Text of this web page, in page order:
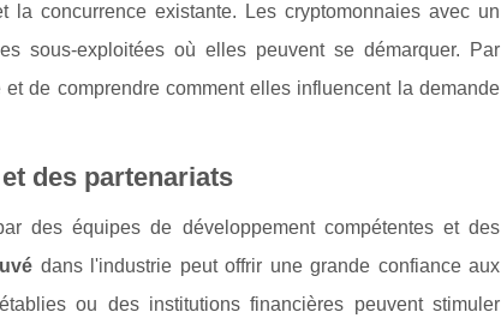
la concurrence existante. Les cryptomonnaies avec un
sous-exploitées où elles peuvent se démarquer. Par
de comprendre comment elles influencent la demande
des partenariats
des équipes de développement compétentes et des
dans l'industrie peut offrir une grande confiance aux
ou des institutions financières peuvent stimuler